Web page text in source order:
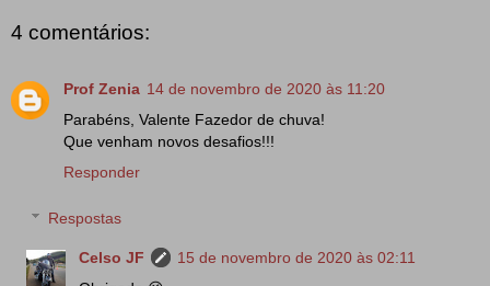
4 comentários:
Prof Zenia 14 de novembro de 2020 às 11:20
Parabéns, Valente Fazedor de chuva!
Que venham novos desafios!!!
Responder
Respostas
Celso JF
15 de novembro de 2020 às 02:11